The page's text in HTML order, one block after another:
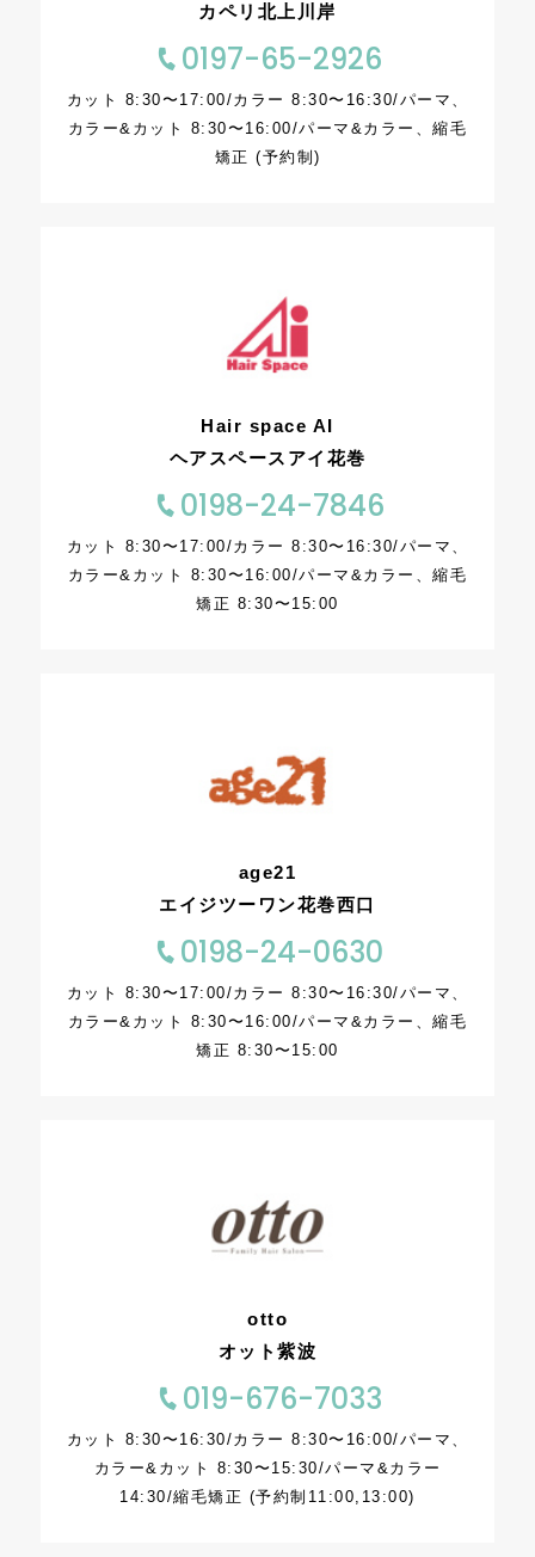
Hair space AI
ヘアスペースアイ花巻
0198-24-7846
カット 8:30〜17:00/カラー 8:30〜16:30/パーマ、
カラー&カット 8:30〜16:00/パーマ&カラー、縮毛
矯正 8:30〜15:00
age21
エイジツーワン花巻西口
0198-24-0630
カット 8:30〜17:00/カラー 8:30〜16:30/パーマ、
カラー&カット 8:30〜16:00/パーマ&カラー、縮毛
矯正 8:30〜15:00
otto
オット紫波
019-676-7033
カット 8:30〜16:30/カラー 8:30〜16:00/パーマ、
カラー&カット 8:30〜15:30/パーマ&カラー
14:30/縮毛矯正 (予約制11:00,13:00)
カペリ北上川岸
0197-65-2926
カット 8:30〜17:00/カラー 8:30〜16:30/パーマ、
カラー&カット 8:30〜16:00/パーマ&カラー、縮毛
矯正 (予約制)